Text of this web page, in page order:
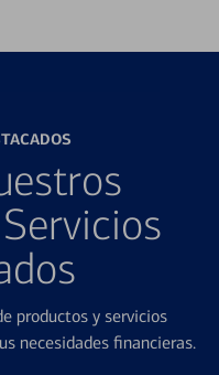
productos y servicios
necesidades financieras.